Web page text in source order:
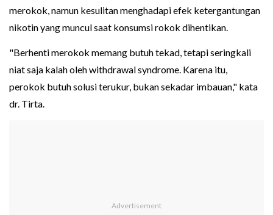
merokok, namun kesulitan menghadapi efek ketergantungan
nikotin yang muncul saat konsumsi rokok dihentikan.
"Berhenti merokok memang butuh tekad, tetapi seringkali
niat saja kalah oleh withdrawal syndrome. Karena itu,
perokok butuh solusi terukur, bukan sekadar imbauan," kata
dr. Tirta.